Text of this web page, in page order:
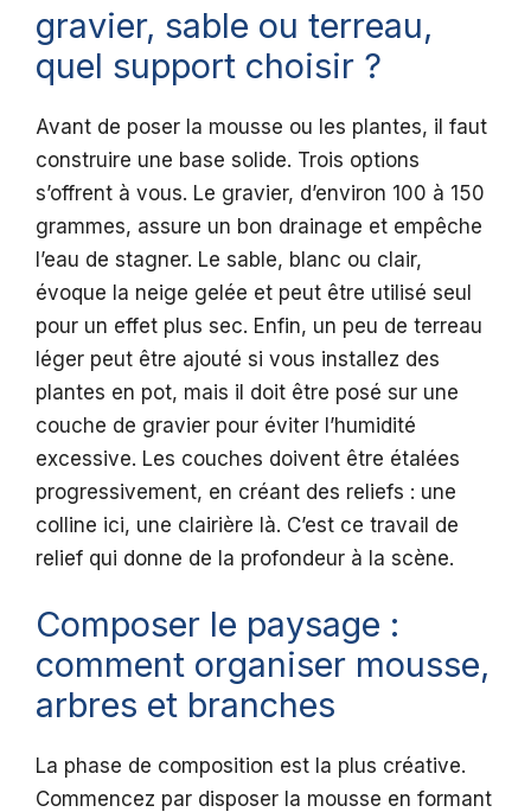
gravier, sable ou terreau,
quel support choisir ?
Avant de poser la mousse ou les plantes, il faut
construire une base solide. Trois options
s’offrent à vous. Le gravier, d’environ 100 à 150
grammes, assure un bon drainage et empêche
l’eau de stagner. Le sable, blanc ou clair,
évoque la neige gelée et peut être utilisé seul
pour un effet plus sec. Enfin, un peu de terreau
léger peut être ajouté si vous installez des
plantes en pot, mais il doit être posé sur une
couche de gravier pour éviter l’humidité
excessive. Les couches doivent être étalées
progressivement, en créant des reliefs : une
colline ici, une clairière là. C’est ce travail de
relief qui donne de la profondeur à la scène.
Composer le paysage :
comment organiser mousse,
arbres et branches
La phase de composition est la plus créative.
Commencez par disposer la mousse en formant